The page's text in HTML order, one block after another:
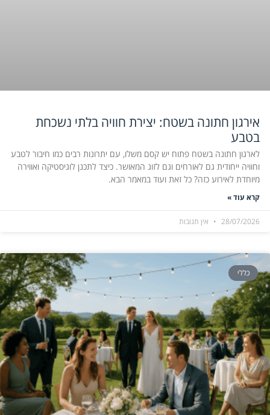
אירגון חתונה בשטח: יצירת חוויה בלתי נשכחת
בטבע
לארגון חתונה בשטח פתוח יש קסם משלו, עם יתרונות רבים כמו חיבור לטבע
וחוויה ייחודית גם לאורחים וגם לזוג המאושר. כיצד לתכנן לוגיסטיקה ואווירה
מיוחדת לאירוע כזה? כל זאת ועוד במאמר הבא.
קרא עוד »
28/07/2026 אין תגובות
כללי